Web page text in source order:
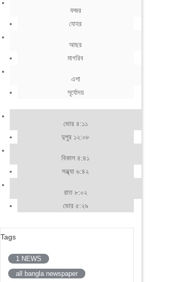
ফজর
যোহর
আছর
মাগরিব
এশা
সূর্যোদয়
ভোর ৪:১১
দুপুর ১২:০৮
বিকাল ৪:৪১
সন্ধ্যা ৬:৪২
রাত ৮:০২
ভোর ৫:২৯
Tags
1 NEWS
all bangla newspaper